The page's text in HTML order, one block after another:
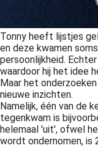
Tonny heeft lijstjes
en deze kwamen
persoonlijkheid.
waardoor hij het idee
Maar het
nieuwe inzichten.
Namelijk, één van de
tegenkwam is
helemaal 'uit', ofwel
wordt ondernomen, is